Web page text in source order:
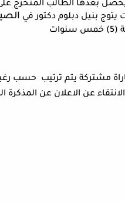
مشتركة يتم ترتيب حسب
عن الاعلان عن المذكرة